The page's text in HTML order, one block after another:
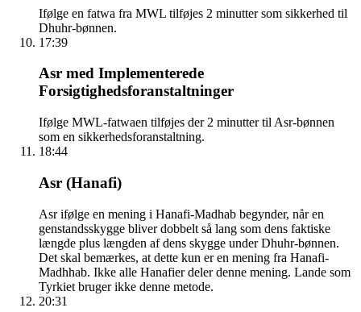
Ifølge en fatwa fra MWL tilføjes 2 minutter som sikkerhed til
Dhuhr-bønnen.
17:39
Asr med Implementerede
Forsigtighedsforanstaltninger
Ifølge MWL-fatwaen tilføjes der 2 minutter til Asr-bønnen
som en sikkerhedsforanstaltning.
18:44
Asr (Hanafi)
Asr ifølge en mening i Hanafi-Madhab begynder, når en
genstandsskygge bliver dobbelt så lang som dens faktiske
længde plus længden af dens skygge under Dhuhr-bønnen.
Det skal bemærkes, at dette kun er en mening fra Hanafi-
Madhhab. Ikke alle Hanafier deler denne mening. Lande som
Tyrkiet bruger ikke denne metode.
20:31